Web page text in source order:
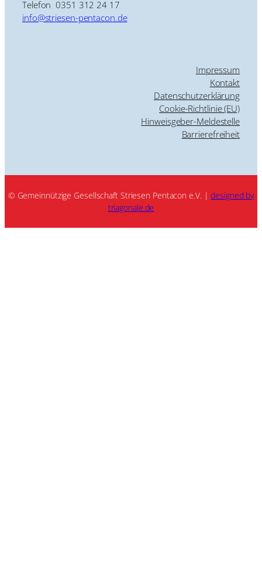
Telefon 0351 312 24 17
info@striesen-pentacon.de
Impressum
Kontakt
Datenschutzerklärung
Cookie-Richtlinie (EU)
Hinweisgeber-Meldestelle
Barrierefreiheit
© Gemeinnützige Gesellschaft Striesen Pentacon e.V. |designed by
triagonale.de